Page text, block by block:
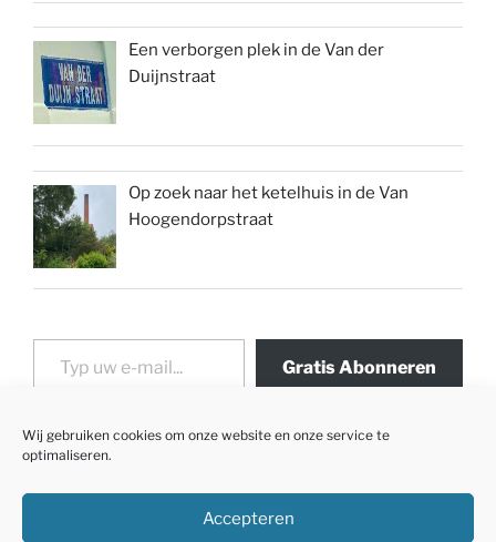
Wij gebruiken cookies om onze website en onze service te
optimaliseren.
Accepteren
Een verborgen plek in de Van der
Duijnstraat
Op zoek naar het ketelhuis in de Van
Hoogendorpstraat
Typ uw e-mail...
Gratis Abonneren